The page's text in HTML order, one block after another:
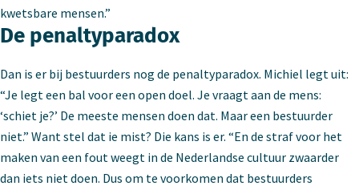
kwetsbare mensen.”
De penaltyparadox
Dan is er bij bestuurders nog de penaltyparadox. Michiel legt uit:
“Je legt een bal voor een open doel. Je vraagt aan de mens:
‘schiet je?’ De meeste mensen doen dat. Maar een bestuurder
niet.” Want stel dat ie mist? Die kans is er. “En de straf voor het
maken van een fout weegt in de Nederlandse cultuur zwaarder
dan iets niet doen. Dus om te voorkomen dat bestuurders